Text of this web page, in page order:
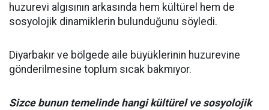
huzurevi algısının arkasında hem kültürel hem de
sosyolojik dinamiklerin bulunduğunu söyledi.
Diyarbakır ve bölgede aile büyüklerinin huzurevine
gönderilmesine toplum sıcak bakmıyor.
Sizce bunun temelinde hangi kültürel ve sosyolojik